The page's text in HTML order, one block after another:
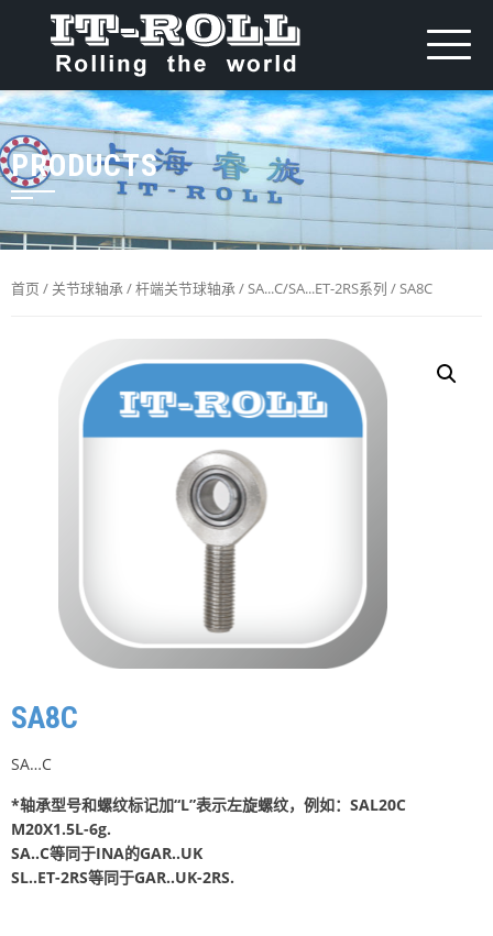
PRODUCTS
首页 / 关节球轴承/杆端关节球轴承/SA...C/SA...ET-2RS系列 / SA8C
SA8C
SA…C
*轴承型号和螺纹标记加“L”表示左旋螺纹，例如：SAL20C
M20X1.5L-6g.
SA..C等同于INA的GAR..UK
SL..ET-2RS等同于GAR..UK-2RS.